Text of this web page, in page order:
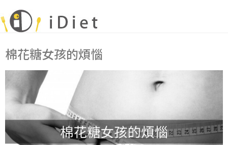
棉花糖女孩的煩惱